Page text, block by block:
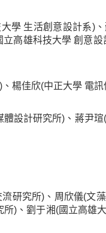
學 生活創意設計系)
高雄科技大學 創意
楊佳欣(中正大學 電
設計研究所)、蔣尹
研究所)、周欣儀(文
)、劉于湘(國立高雄